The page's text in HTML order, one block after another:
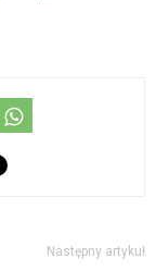
Następny artykuł